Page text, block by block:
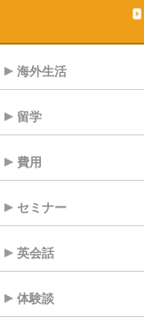
海外生活
留学
費用
セミナー
英会話
体験談